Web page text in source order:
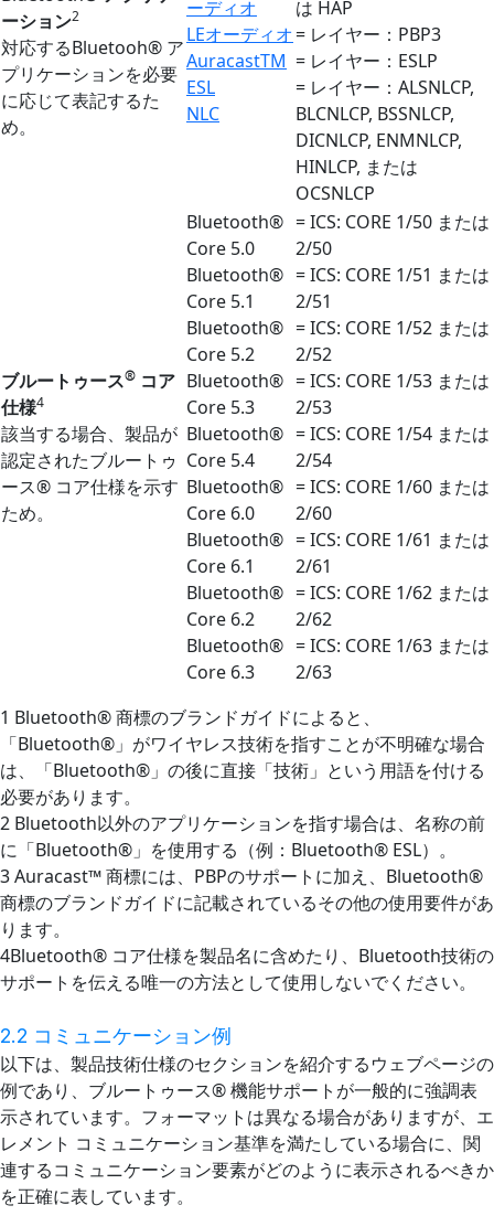
ーション2
対応するBluetooh® ア
プリケーションを必要
に応じて表記するた
め。
ーディオ
LEオーディオ
AuracastTM
ESL
NLC
は HAP
= レイヤー：PBP3
= レイヤー：ESLP
= レイヤー：ALSNLCP,
BLCNLCP, BSSNLCP,
DICNLCP, ENMNLCP,
HINLCP, または
OCSNLCP
ブルートゥース® コア
仕様4
該当する場合、製品が
認定されたブルートゥ
ース® コア仕様を示す
ため。
Bluetooth®
Core 5.0
Bluetooth®
Core 5.1
Bluetooth®
Core 5.2
Bluetooth®
Core 5.3
Bluetooth®
Core 5.4
Bluetooth®
Core 6.0
Bluetooth®
Core 6.1
Bluetooth®
Core 6.2
Bluetooth®
Core 6.3
= ICS: CORE 1/50 または
2/50
= ICS: CORE 1/51 または
2/51
= ICS: CORE 1/52 または
2/52
= ICS: CORE 1/53 または
2/53
= ICS: CORE 1/54 または
2/54
= ICS: CORE 1/60 または
2/60
= ICS: CORE 1/61 または
2/61
= ICS: CORE 1/62 または
2/62
= ICS: CORE 1/63 または
2/63
1 Bluetooth® 商標のブランドガイドによると、
「Bluetooth®」がワイヤレス技術を指すことが不明確な場合
は、「Bluetooth®」の後に直接「技術」という用語を付ける
必要があります。
2 Bluetooth以外のアプリケーションを指す場合は、名称の前
に「Bluetooth®」を使用する（例：Bluetooth® ESL）。
3 Auracast™ 商標には、PBPのサポートに加え、Bluetooth®
商標のブランドガイドに記載されているその他の使用要件があ
ります。
4Bluetooth® コア仕様を製品名に含めたり、Bluetooth技術の
サポートを伝える唯一の方法として使用しないでください。
2.2 コミュニケーション例
以下は、製品技術仕様のセクションを紹介するウェブページの
例であり、ブルートゥース® 機能サポートが一般的に強調表
示されています。フォーマットは異なる場合がありますが、エ
レメント コミュニケーション基準を満たしている場合に、関
連するコミュニケーション要素がどのように表示されるべきか
を正確に表しています。